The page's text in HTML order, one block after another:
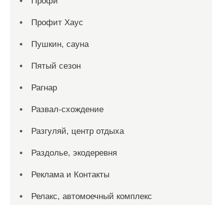
Профит Хаус
Пушкин, сауна
Пятый сезон
Рагнар
Развал-схождение
Разгуляй, центр отдыха
Раздолье, экодеревня
Реклама и Контакты
Релакс, автомоечный комплекс